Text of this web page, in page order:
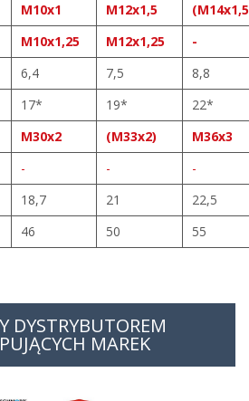
M10x1 M12x1,5
M10x1,25 M12x1,25
-
6,4 7,5
8,8
17* 19*
22*
M30x2 (M33x2)
M36x3
- -
-
18,7 21
22,5
46 50 55
DYSTRYBUTOREM
MAREK